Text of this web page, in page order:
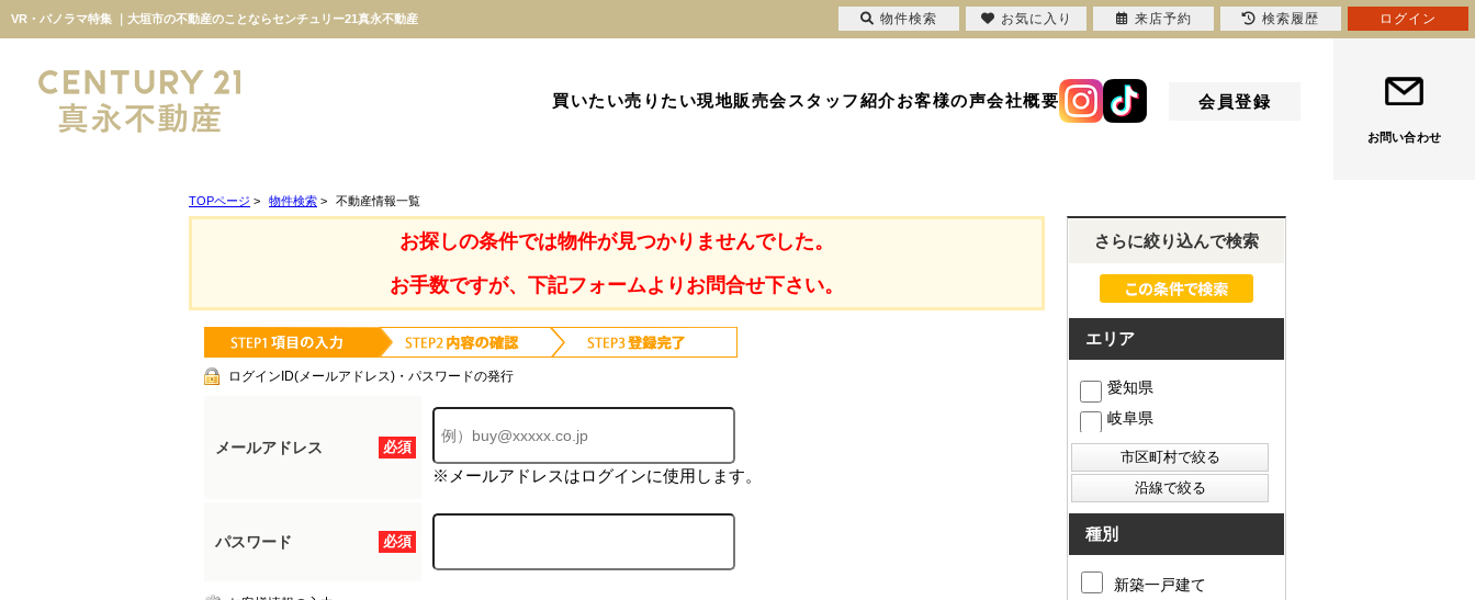
VR・パノラマ特集 ｜大垣市の不動産のことならセンチュリー21真永不動産
買いたい売りたい現地販売会スタッフ紹介お客様の声会社概要 会員登録
お問い合わせ
TOPページ > 物件検索 > 不動産情報一覧
お探しの条件では物件が見つかりませんでした。
お手数ですが、下記フォームよりお問合せ下さい。
ログインID(メールアドレス)・パスワードの発行
必須
メールアドレス
※メールアドレスはログインに使用します。
必須
パスワード
さらに絞り込んで検索
エリア
愛知県
岐阜県
種別
新築一戸建て
物件検索 お気に入り 来店予約 検索履歴 ログイン